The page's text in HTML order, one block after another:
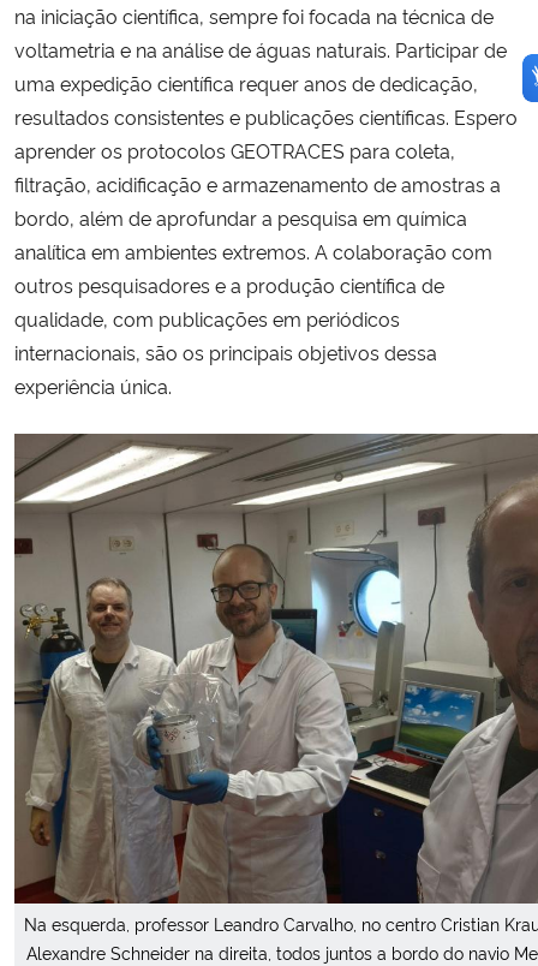
na iniciação científica, sempre foi focada na técnica de
voltametria e na análise de águas naturais. Participar de
uma expedição científica requer anos de dedicação,
resultados consistentes e publicações científicas. Espero
aprender os protocolos GEOTRACES para coleta,
filtração, acidificação e armazenamento de amostras a
bordo, além de aprofundar a pesquisa em química
analítica em ambientes extremos. A colaboração com
outros pesquisadores e a produção científica de
qualidade, com publicações em periódicos
internacionais, são os principais objetivos dessa
experiência única.
Na esquerda, professor Leandro Carvalho, no centro Cristian
Alexandre Schneider na direita, todos juntos a bordo do navio